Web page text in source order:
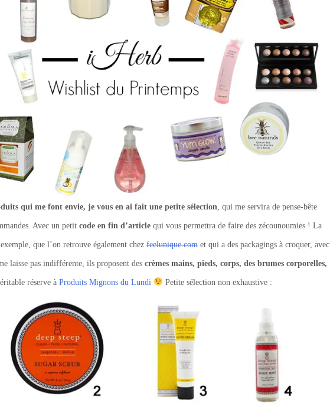
qui me font envie, je vous en ai fait une petite sélection , qui me servira de pense-bête
Avec un petit code en fin d’article qui vous permettra de faire des zécounoumies ! La
que l’on retrouve également chez feelunique.com et qui a des packagings à croquer, avec
laisse pas indifférente, ils proposent des crèmes mains, pieds, corps, des brumes corporelles,
réserve à Produits Mignons du Lundi Petite sélection non exhaustive :